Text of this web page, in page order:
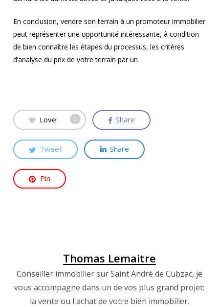
En conclusion, vendre son terrain à un promoteur immobilier
peut représenter une opportunité intéressante, à condition
de bien connaître les étapes du processus, les critères
d’analyse du prix de votre terrain par un
Love 0 Share
Tweet Share
Pin
Thomas Lemaitre
Conseiller immobilier sur Saint André de Cubzac, je
vous accompagne dans un de vos plus grand projet:
la vente ou l'achat de votre bien immobilier.